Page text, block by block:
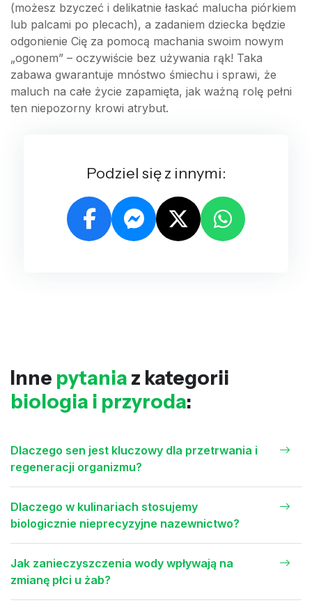
(możesz bzyczeć i delikatnie łaskać malucha piórkiem
lub palcami po plecach), a zadaniem dziecka będzie
odgonienie Cię za pomocą machania swoim nowym
„ogonem” – oczywiście bez używania rąk! Taka
zabawa gwarantuje mnóstwo śmiechu i sprawi, że
maluch na całe życie zapamięta, jak ważną rolę pełni
ten niepozorny krowi atrybut.
Podziel się z innymi:
Inne pytania z kategorii
biologia i przyroda:
Dlaczego sen jest kluczowy dla przetrwania i
regeneracji organizmu?
Dlaczego w kulinariach stosujemy
biologicznie nieprecyzyjne nazewnictwo?
Jak zanieczyszczenia wody wpływają na
zmianę płci u żab?